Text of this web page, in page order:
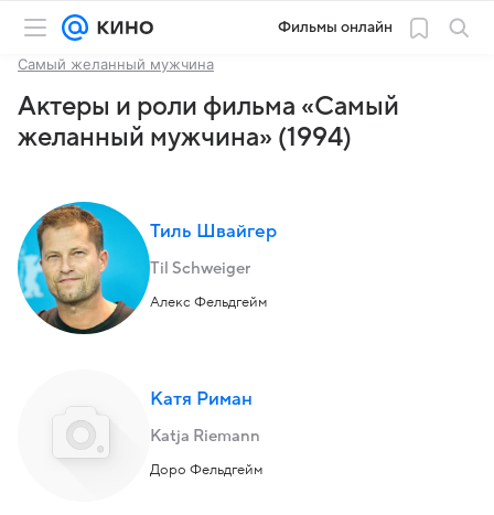
Фильмы онлайн
Самый желанный мужчина
Актеры и роли фильма «Самый
желанный мужчина» (1994)
Тиль Швайгер
Til Schweiger
Алекс Фельдгейм
Катя Риман
Katja Riemann
Доро Фельдгейм